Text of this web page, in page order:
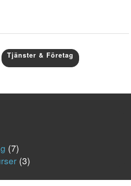
Tjänster & Företag
(7)
(3)